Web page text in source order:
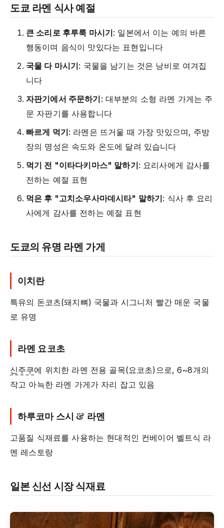
도쿄 라멘 식사 예절
큰 소리로 후루룩 마시기: 일본에서 이는 예의 바른
행동이며 음식이 맛있다는 표현입니다
국물 다 마시기: 국물을 남기는 것은 낭비로 여겨집
니다
자판기에서 주문하기: 대부분의 소형 라멘 가게는 주
문 자판기를 사용합니다
빠르게 먹기: 라멘은 뜨거울 때 가장 맛있으며, 주방
장의 명성은 속도와 온도에 달려 있습니다
먹기 전 "이타다키마스" 말하기: 요리사에게 감사를
전하는 예절 표현
먹은 후 "고치소우사마데시타" 말하기: 식사 후 요리
사에게 감사를 전하는 예절 표현
도쿄의 유명 라멘 가게
이치란
특유의 돈코츠(돼지뼈) 국물과 시그니처 빨간 매운 국물
로 유명
라멘 요코초
신주쿠에 위치한 라멘 전용 골목(요코초)으로, 6~8개의
작고 아늑한 라멘 가게가 자리 잡고 있음
하루코마 스시 & 라멘
고품질 식재료를 사용하는 현대적인 컨베이어 벨트식 라
멘 레스토랑
일본 신선 시장 식재료